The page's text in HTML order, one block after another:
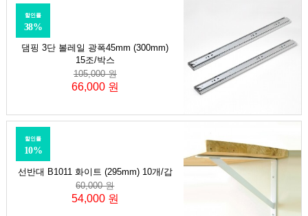
댐핑 3단 볼레일 광폭45mm (300mm)
15조/박스
할인률
38%
105,000 원
66,000 원
선반대 B1011 화이트 (295mm) 10개/갑
할인률
10%
60,000 원
54,000 원